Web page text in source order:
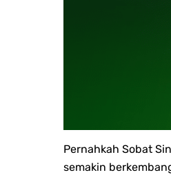
Pernahkah Sobat
semakin